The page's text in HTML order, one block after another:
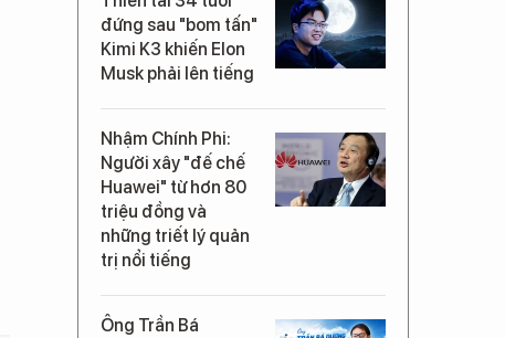
đứng sau "bom tấn"
Kimi K3 khiến Elon
Musk phải lên tiếng
Nhậm Chính Phi:
Người xây "đế chế
Huawei" từ hơn 80
triệu đồng và
những triết lý quản
trị nổi tiếng
Ông Trần Bá